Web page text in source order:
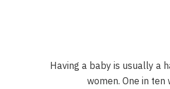
Having a baby is usually a
women. One in